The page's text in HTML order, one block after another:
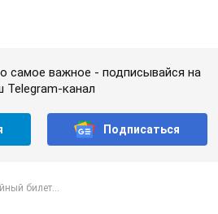
самое важное - подписывайся на
Telegram-канал
Подписаться
билет...